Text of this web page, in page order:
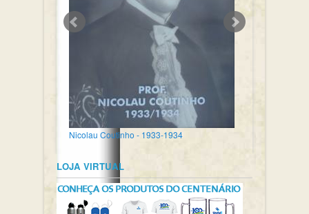
Nicolau Coutinho - 1933-1934
LOJA VIRTUAL